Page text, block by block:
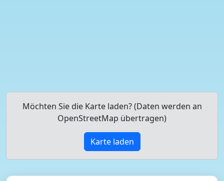
Möchten Sie die Karte laden? (Daten werden an
OpenStreetMap übertragen)
Karte laden